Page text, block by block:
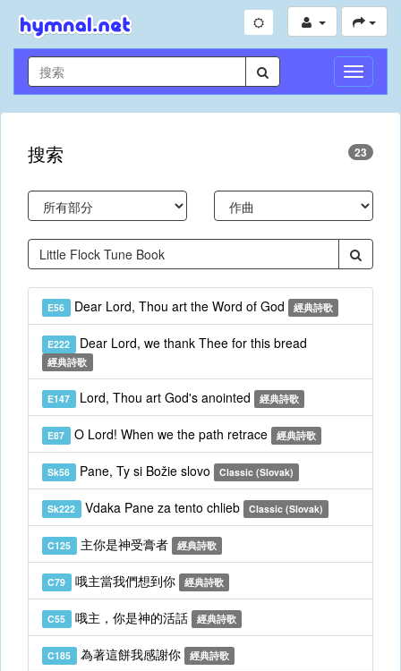
切
換
導
搜索 23
E56 Dear Lord, Thou art the Word of God 經典詩歌
E222 Dear Lord, we thank Thee for this bread
經典詩歌
E147 Lord, Thou art God's anointed 經典詩歌
E87 O Lord! When we the path retrace 經典詩歌
Sk56 Pane, Ty si Božie slovo Classic (Slovak)
Sk222 Vdaka Pane za tento chlieb Classic (Slovak)
C125 主你是神受膏者 經典詩歌
C79 哦主當我們想到你 經典詩歌
C55 哦主，你是神的活話 經典詩歌
C185 為著這餅我感謝你 經典詩歌